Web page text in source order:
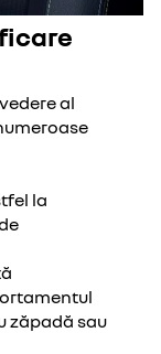
al
la
zăpadă sau